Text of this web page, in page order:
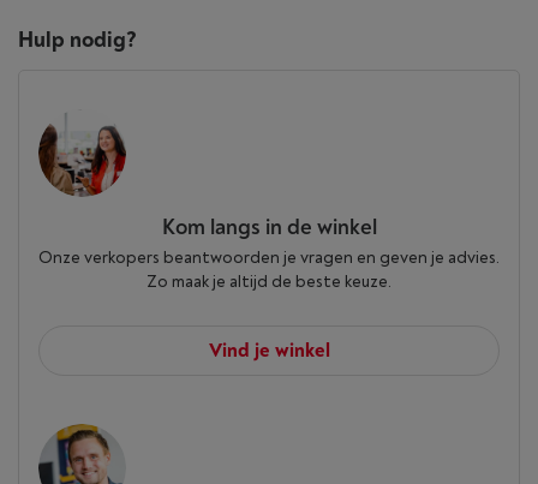
Hulp nodig?
Kom langs in de winkel
Onze verkopers beantwoorden je vragen en geven je advies.
Zo maak je altijd de beste keuze.
Vind je winkel